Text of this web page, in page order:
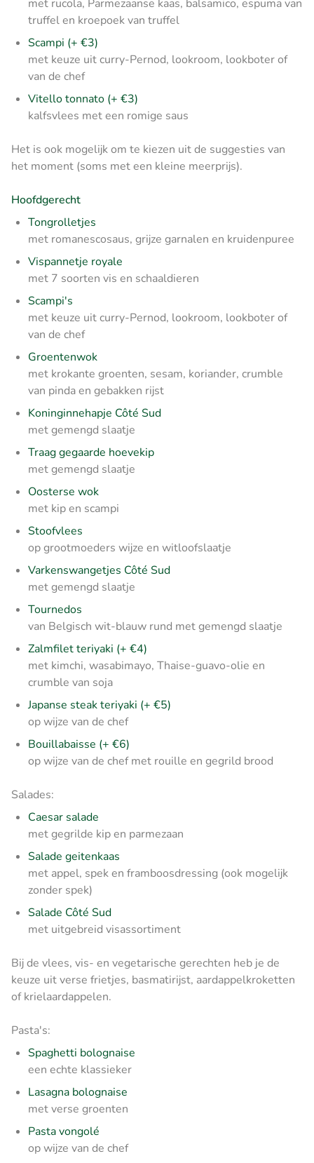
met rucola, Parmezaanse kaas, balsamico, espuma van
truffel en kroepoek van truffel
Scampi (+ €3)
met keuze uit curry-Pernod, lookroom, lookboter of
van de chef
Vitello tonnato (+ €3)
kalfsvlees met een romige saus
Het is ook mogelijk om te kiezen uit de suggesties van
het moment (soms met een kleine meerprijs).
Hoofdgerecht
Tongrolletjes
met romanescosaus, grijze garnalen en kruidenpuree
Vispannetje royale
met 7 soorten vis en schaaldieren
Scampi's
met keuze uit curry-Pernod, lookroom, lookboter of
van de chef
Groentenwok
met krokante groenten, sesam, koriander, crumble
van pinda en gebakken rijst
Koninginnehapje Côté Sud
met gemengd slaatje
Traag gegaarde hoevekip
met gemengd slaatje
Oosterse wok
met kip en scampi
Stoofvlees
op grootmoeders wijze en witloofslaatje
Varkenswangetjes Côté Sud
met gemengd slaatje
Tournedos
van Belgisch wit-blauw rund met gemengd slaatje
Zalmfilet teriyaki (+ €4)
met kimchi, wasabimayo, Thaise-guavo-olie en
crumble van soja
Japanse steak teriyaki (+ €5)
op wijze van de chef
Bouillabaisse (+ €6)
op wijze van de chef met rouille en gegrild brood
Salades:
Caesar salade
met gegrilde kip en parmezaan
Salade geitenkaas
met appel, spek en framboosdressing (ook mogelijk
zonder spek)
Salade Côté Sud
met uitgebreid visassortiment
Bij de vlees, vis- en vegetarische gerechten heb je de
keuze uit verse frietjes, basmatirijst, aardappelkroketten
of krielaardappelen.
Pasta's:
Spaghetti bolognaise
een echte klassieker
Lasagna bolognaise
met verse groenten
Pasta vongolé
op wijze van de chef